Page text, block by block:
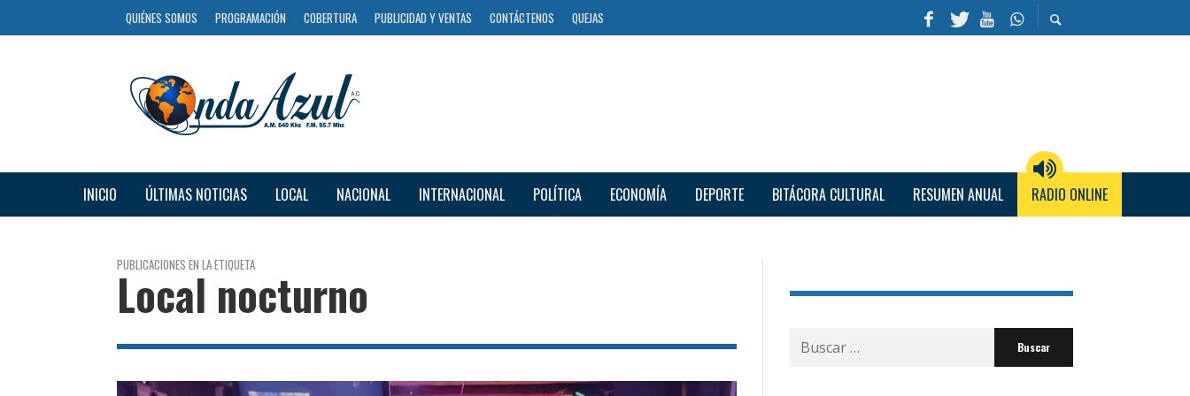
QUIÉNES SOMOS PROGRAMACIÓN COBERTURA PUBLICIDAD Y VENTAS CONTÁCTENOS QUEJAS
INICIO ÚLTIMAS NOTICIAS LOCAL NACIONAL INTERNACIONAL POLÍTICA ECONOMÍA DEPORTE BITÁCORA CULTURAL RESUMEN ANUAL RADIO ONLINE
PUBLICACIONES EN LA ETIQUETA
Local nocturno
Buscar
por: